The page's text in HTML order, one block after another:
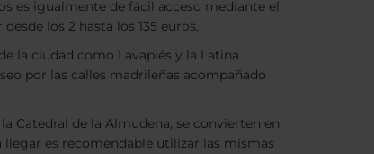
es igualmente de fácil acceso mediante el
los 2 hasta los 135 euros.
la ciudad como Lavapiés y la Latina.
por las calles madrileñas acompañado
Catedral de la Almudena, se convierten en
es recomendable utilizar las mismas